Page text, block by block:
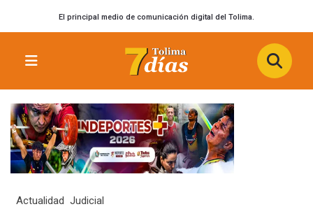
El principal medio de comunicación digital del Tolima.
Actualidad Judicial